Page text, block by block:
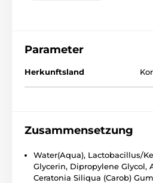
Parameter
Herkunftsland
Zusammensetzung
Water(Aqua), Lactobacillus/
Glycerin, Dipropylene Glycol,
Ceratonia Siliqua (Carob)